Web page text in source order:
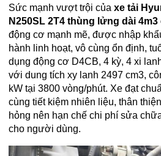
Sức mạnh vượt trội của xe tải
N250SL 2T4 thùng lửng dài 4m3
động cơ mạnh mẽ, được nhập
hành linh hoạt, vô cùng ổn định,
dụng động cơ D4CB, 4 kỳ, 4 xi
với dung tích xy lanh 2497 cm3,
kW tại 3800 vòng/phút. Xe đạt
cùng tiết kiệm nhiên liệu, thân
hỏng nên hạn chế chi phí sửa
cho người dùng.